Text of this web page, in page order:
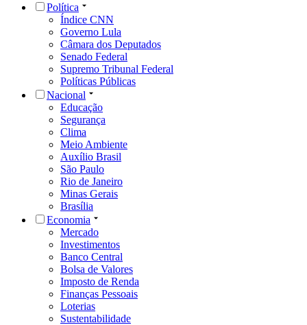
Política
Índice CNN
Governo Lula
Câmara dos Deputados
Senado Federal
Supremo Tribunal Federal
Políticas Públicas
Nacional
Educação
Segurança
Clima
Meio Ambiente
Auxílio Brasil
São Paulo
Rio de Janeiro
Minas Gerais
Brasília
Economia
Mercado
Investimentos
Banco Central
Bolsa de Valores
Imposto de Renda
Finanças Pessoais
Loterias
Sustentabilidade